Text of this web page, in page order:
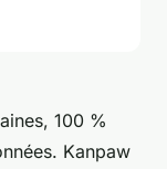
100 %
Kanpaw